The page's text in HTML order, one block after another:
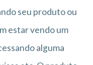
seu produto ou
estar vendo um
alguma